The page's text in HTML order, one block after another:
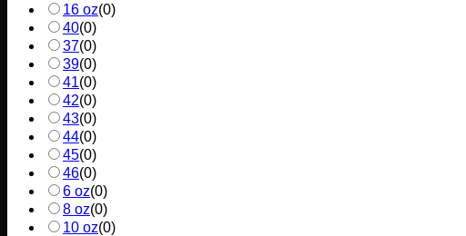
16 oz(0)
40(0)
37(0)
39(0)
41(0)
42(0)
43(0)
44(0)
45(0)
46(0)
6 oz(0)
8 oz(0)
10 oz(0)